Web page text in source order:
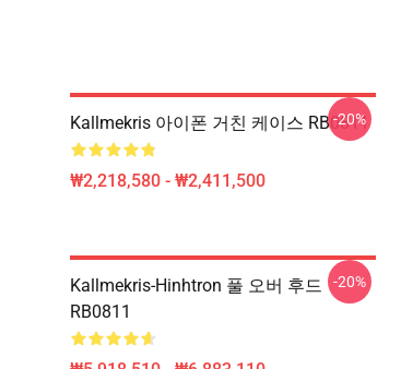
Kallmekris 아이폰 거친 케이스 RB0811
₩2,218,580 - ₩2,411,500
-20%
Kallmekris-Hinhtron 풀 오버 후드
RB0811
-20%